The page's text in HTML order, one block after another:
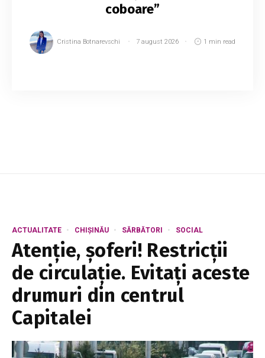
coboare”
Cristina Botnarevschi 7 august 2026 1 min read
ACTUALITATE CHIȘINĂU SĂRBĂTORI SOCIAL
Atenție, șoferi! Restricții
de circulație. Evitați aceste
drumuri din centrul
Capitalei